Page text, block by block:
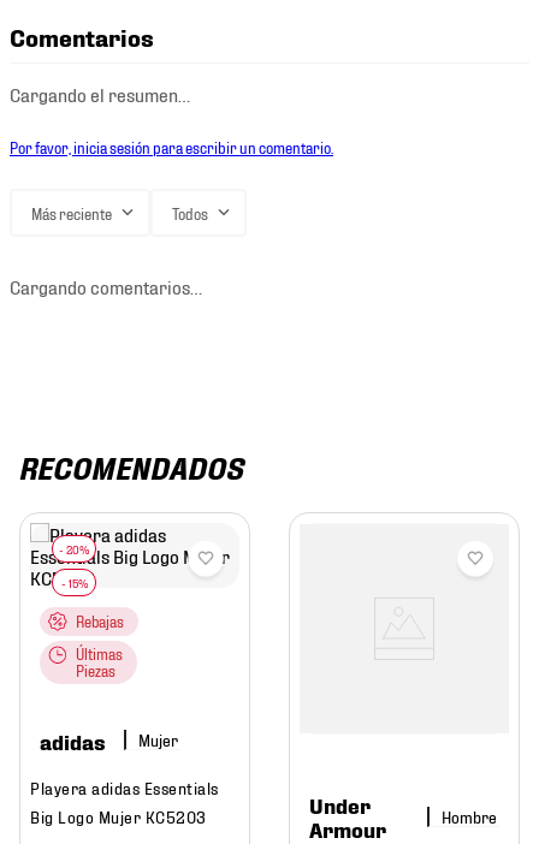
Comentarios
Cargando el resumen…
Por favor, inicia sesión para escribir un comentario.
Más reciente Todos
Cargando comentarios…
RECOMENDADOS
Rebajas
Últimas
Piezas
adidas Mujer
Playera adidas Essentials
Big Logo Mujer KC5203
Under
Armour
Hombre